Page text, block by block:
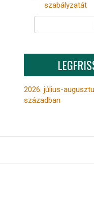
szabályzatát
2026. július-
században